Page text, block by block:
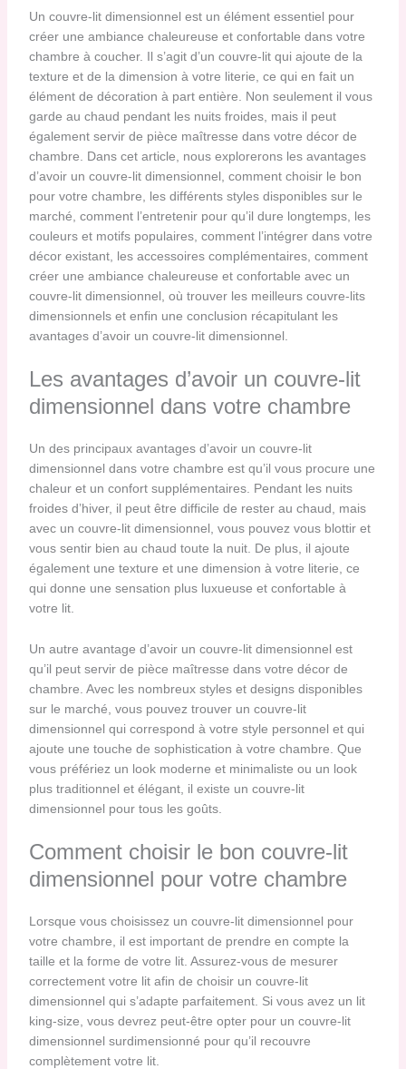
Un couvre-lit dimensionnel est un élément essentiel pour
créer une ambiance chaleureuse et confortable dans votre
chambre à coucher. Il s’agit d’un couvre-lit qui ajoute de la
texture et de la dimension à votre literie, ce qui en fait un
élément de décoration à part entière. Non seulement il vous
garde au chaud pendant les nuits froides, mais il peut
également servir de pièce maîtresse dans votre décor de
chambre. Dans cet article, nous explorerons les avantages
d’avoir un couvre-lit dimensionnel, comment choisir le bon
pour votre chambre, les différents styles disponibles sur le
marché, comment l’entretenir pour qu’il dure longtemps, les
couleurs et motifs populaires, comment l’intégrer dans votre
décor existant, les accessoires complémentaires, comment
créer une ambiance chaleureuse et confortable avec un
couvre-lit dimensionnel, où trouver les meilleurs couvre-lits
dimensionnels et enfin une conclusion récapitulant les
avantages d’avoir un couvre-lit dimensionnel.
Les avantages d’avoir un couvre-lit
dimensionnel dans votre chambre
Un des principaux avantages d’avoir un couvre-lit
dimensionnel dans votre chambre est qu’il vous procure une
chaleur et un confort supplémentaires. Pendant les nuits
froides d’hiver, il peut être difficile de rester au chaud, mais
avec un couvre-lit dimensionnel, vous pouvez vous blottir et
vous sentir bien au chaud toute la nuit. De plus, il ajoute
également une texture et une dimension à votre literie, ce
qui donne une sensation plus luxueuse et confortable à
votre lit.
Un autre avantage d’avoir un couvre-lit dimensionnel est
qu’il peut servir de pièce maîtresse dans votre décor de
chambre. Avec les nombreux styles et designs disponibles
sur le marché, vous pouvez trouver un couvre-lit
dimensionnel qui correspond à votre style personnel et qui
ajoute une touche de sophistication à votre chambre. Que
vous préfériez un look moderne et minimaliste ou un look
plus traditionnel et élégant, il existe un couvre-lit
dimensionnel pour tous les goûts.
Comment choisir le bon couvre-lit
dimensionnel pour votre chambre
Lorsque vous choisissez un couvre-lit dimensionnel pour
votre chambre, il est important de prendre en compte la
taille et la forme de votre lit. Assurez-vous de mesurer
correctement votre lit afin de choisir un couvre-lit
dimensionnel qui s’adapte parfaitement. Si vous avez un lit
king-size, vous devrez peut-être opter pour un couvre-lit
dimensionnel surdimensionné pour qu’il recouvre
complètement votre lit.